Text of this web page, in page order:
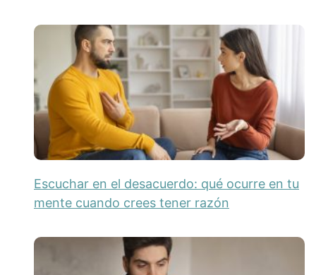
Escuchar en el desacuerdo: qué ocurre en tu
mente cuando crees tener razón